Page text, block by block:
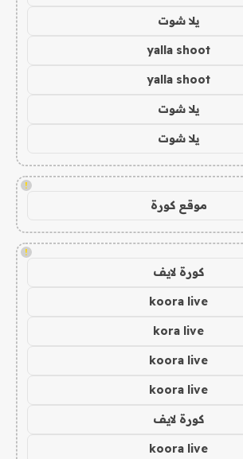
يلا شوت
yalla shoot
yalla shoot
يلا شوت
يلا شوت
!
موقع كورة
!
كورة لايف
koora live
kora live
koora live
koora live
كورة لايف
koora live